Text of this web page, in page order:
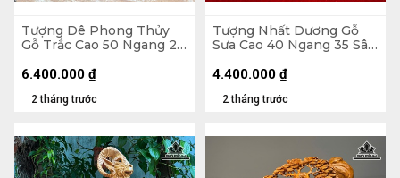
Tượng Dê Phong Thủy
Gỗ Trắc Cao 50 Ngang 28
2 tháng trước
6.400.000 ₫
Tượng Nhất Dương Gỗ
Sưa Cao 40 Ngang 35 Sâu
2 tháng trước
4.400.000 ₫